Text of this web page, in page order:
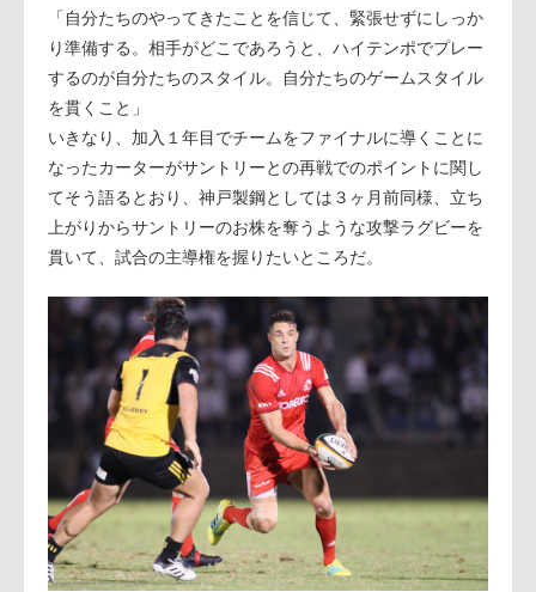
「自分たちのやってきたことを信じて、緊張せずにしっか
り準備する。相手がどこであろうと、ハイテンポでプレー
するのが自分たちのスタイル。自分たちのゲームスタイル
を貫くこと」
いきなり、加入１年目でチームをファイナルに導くことに
なったカーターがサントリーとの再戦でのポイントに関し
てそう語るとおり、神戸製鋼としては３ヶ月前同様、立ち
上がりからサントリーのお株を奪うような攻撃ラグビーを
貫いて、試合の主導権を握りたいところだ。